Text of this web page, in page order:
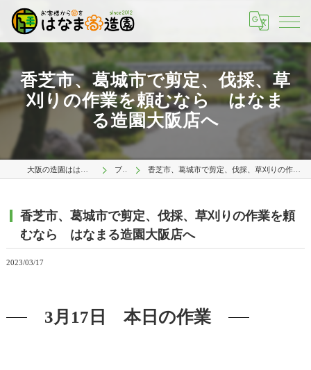
香芝市、葛城市で剪定、伐採、草
刈りの作業を頼むなら はなま
る造園大阪店へ
ブログ 香芝市、葛城市で剪定、伐採、草刈りの作業を頼むなら はなまる造園大阪店へ
香芝市、葛城市で剪定、伐採、草刈りの作業を頼
むなら はなまる造園大阪店へ
2023/03/17
3月17日 本日の作業